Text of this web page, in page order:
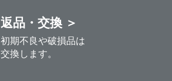
返品・交換 ＞
初期不良や破損品は
交換します。